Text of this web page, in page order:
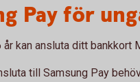
Pay för
kan ansluta ditt bankkort
till Samsung Pay